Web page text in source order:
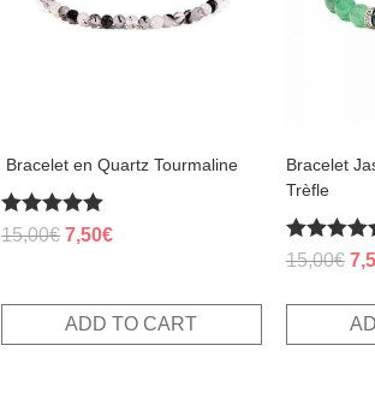
​ Bracelet en Quartz Tourmaline
Rated
5.00
15,00€ Original
15,00€.
7,50€Current
7,50€.
ADD TO CART
Bracelet
Trèfle
Rated
5.00
15,00€